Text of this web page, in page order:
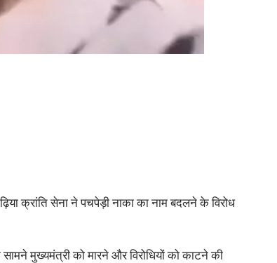
क्रांति सेना ने पचपेड़ी नाका का नाम बदलने के विरोध
मुख्यमंत्री को मारने और विरोधियों को काटने की